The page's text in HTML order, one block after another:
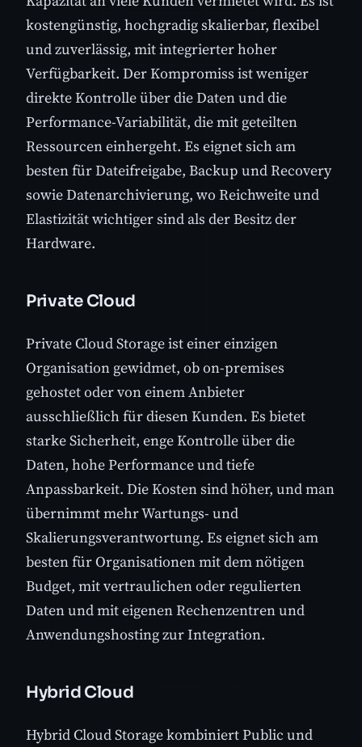
kostengünstig, hochgradig skalierbar, flexibel
und zuverlässig, mit integrierter hoher
Verfügbarkeit. Der Kompromiss ist weniger
direkte Kontrolle über die Daten und die
Performance-Variabilität, die mit geteilten
Ressourcen einhergeht. Es eignet sich am
besten für Dateifreigabe, Backup und Recovery
sowie Datenarchivierung, wo Reichweite und
Elastizität wichtiger sind als der Besitz der
Hardware.
Private Cloud
Private Cloud Storage ist einer einzigen
Organisation gewidmet, ob on-premises
gehostet oder von einem Anbieter
ausschließlich für diesen Kunden. Es bietet
starke Sicherheit, enge Kontrolle über die
Daten, hohe Performance und tiefe
Anpassbarkeit. Die Kosten sind höher, und man
übernimmt mehr Wartungs- und
Skalierungsverantwortung. Es eignet sich am
besten für Organisationen mit dem nötigen
Budget, mit vertraulichen oder regulierten
Daten und mit eigenen Rechenzentren und
Anwendungshosting zur Integration.
Hybrid Cloud
Hybrid Cloud Storage kombiniert Public und